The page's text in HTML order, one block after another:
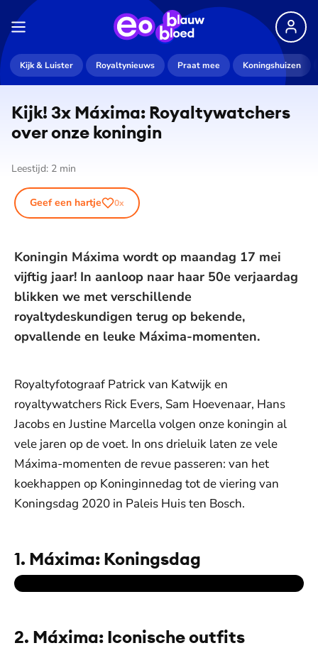
Kijk & Luister Royaltynieuws Praat mee Koningshuizen
Kijk! 3x Máxima: Roy­al­ty­wat­chers
over onze koningin
Leestijd: 2 min
Geef een hartje 0x
Koningin Máxima wordt op maandag 17 mei
vijftig jaar! In aanloop naar haar 50e verjaardag
blikken we met verschillende
royaltydeskundigen terug op bekende,
opvallende en leuke Máxima-momenten.
Royaltyfotograaf Patrick van Katwijk en
royaltywatchers Rick Evers, Sam Hoevenaar, Hans
Jacobs en Justine Marcella volgen onze koningin al
vele jaren op de voet. In ons drieluik laten ze vele
Máxima-momenten de revue passeren: van het
koekhappen op Koninginnedag tot de viering van
Koningsdag 2020 in Paleis Huis ten Bosch.
1. Máxima: Koningsdag
2. Máxima: Iconische outfits